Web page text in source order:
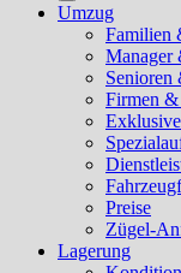
Umzug
Familien
Manager
Senioren
Firmen &
Preise
Zügel-
Lagerung